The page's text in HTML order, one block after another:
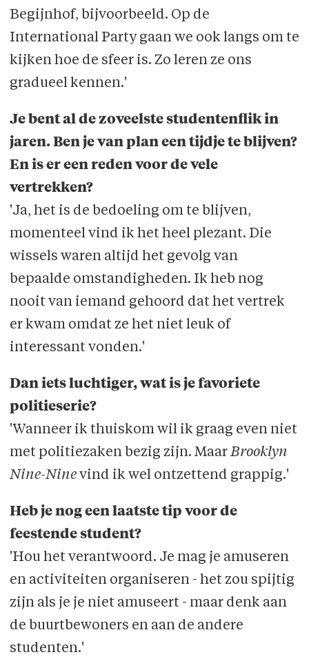
Begijnhof, bijvoorbeeld. Op de
International Party gaan we ook langs om te
kijken hoe de sfeer is. Zo leren ze ons
gradueel kennen.'
Je bent al de zoveelste studentenflik in
jaren. Ben je van plan een tijdje te blijven?
En is er een reden voor de vele
vertrekken?
'Ja, het is de bedoeling om te blijven,
momenteel vind ik het heel plezant. Die
wissels waren altijd het gevolg van
bepaalde omstandigheden. Ik heb nog
nooit van iemand gehoord dat het vertrek
er kwam omdat ze het niet leuk of
interessant vonden.'
Dan iets luchtiger, wat is je favoriete
politieserie?
'Wanneer ik thuiskom wil ik graag even niet
met politiezaken bezig zijn. MaarBrooklyn
Nine-Ninevind ik wel ontzettend grappig.'
Heb je nog een laatste tip voor de
feestende student?
'Hou het verantwoord. Je mag je amuseren
en activiteiten organiseren - het zou spijtig
zijn als je je niet amuseert - maar denk aan
de buurtbewoners en aan de andere
studenten.'